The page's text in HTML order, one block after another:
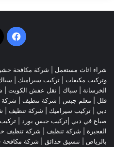
شراء اثاث مستعمل شركة مكافحة
وتركيب مكيفات | تركيب سيراميك |
الخرسانة | سباك نقل عفش الكويت
فلل
معلم جبس شركة تنظيف شركة
دبي
تركيب سيراميك شركة تنظيف
صباغ في دبي |تركيب جبس بورد |
الفجيرة
شركة تنظيف شركة تنظيف
بالرياض
تنسيق حدائق شركة